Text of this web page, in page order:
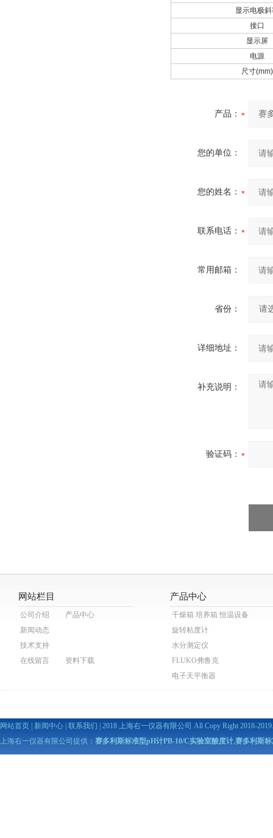
显示电极
接口
显示屏
电源
尺寸(mm)
产品：
您的单位：
您的姓名：
联系电话：
常用邮箱：
省份：
详细地址：
补充说明：
验证码：
网站栏目
公司介绍
产品中心
新闻动态
技术支持
在线留言
资料下载
产品中心
干燥箱 培养箱 恒温设备
旋转粘度计
水分测定仪
FLUKO弗鲁克
电子天平衡器
网站首页 新闻中心 联系我们 | 2018 上海右一仪器有限公司 All Copy Right 2018-
上海右一仪器有限公司提供： 赛多利斯标准型pH计PB-10/C实验室酸度计,赛多利斯